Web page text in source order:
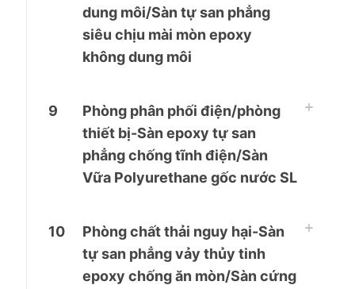
dung môi/Sàn tự san phẳng
siêu chịu mài mòn epoxy
không dung môi
9
Phòng phân phối điện/phòng
thiết bị-Sàn epoxy tự san
phẳng chống tĩnh điện/Sàn
Vữa Polyurethane gốc nước SL
10
Phòng chất thải nguy hại-Sàn
tự san phẳng vảy thủy tinh
epoxy chống ăn mòn/Sàn cứng